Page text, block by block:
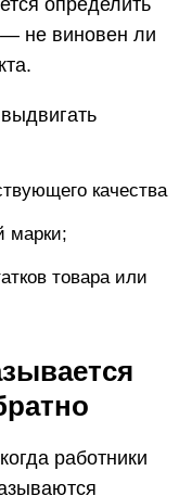
видами
вынуждены
ситуации –
Именно
защита того
и это не
заявление в
которой
мирным
противном
не были